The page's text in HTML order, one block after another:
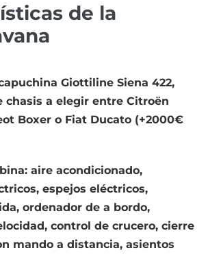
de la
Giottiline Siena 422,
chasis a elegir entre Citroën
Boxer o Fiat Ducato (+2000€
aire acondicionado,
espejos eléctricos,
ordenador de a bordo,
control de crucero, cierre
mando a distancia, asientos